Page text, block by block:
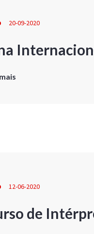
20-09-2020
12-06-2020
de